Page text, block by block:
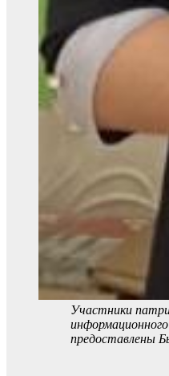
Участники
предоставлены